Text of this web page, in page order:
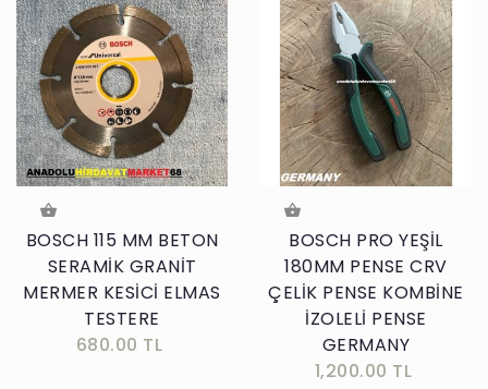
BOSCH 115 MM BETON
SERAMİK GRANİT
MERMER KESİCİ ELMAS
TESTERE
680.00 TL
BOSCH PRO YEŞİL
180MM PENSE CRV
ÇELİK PENSE KOMBİNE
İZOLELİ PENSE
GERMANY
1,200.00 TL